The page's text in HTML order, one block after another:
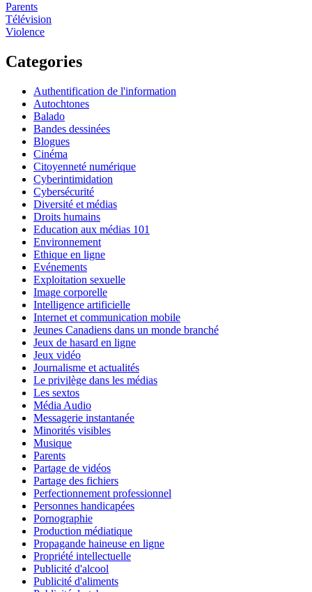
Parents
Télévision
Violence
Categories
Authentification de l'information
Autochtones
Balado
Bandes dessinées
Blogues
Cinéma
Citoyenneté numérique
Cyberintimidation
Cybersécurité
Diversité et médias
Droits humains
Education aux médias 101
Environnement
Ethique en ligne
Evénements
Exploitation sexuelle
Image corporelle
Intelligence artificielle
Internet et communication mobile
Jeunes Canadiens dans un monde branché
Jeux de hasard en ligne
Jeux vidéo
Journalisme et actualités
Le privilège dans les médias
Les sextos
Média Audio
Messagerie instantanée
Minorités visibles
Musique
Parents
Partage de vidéos
Partage des fichiers
Perfectionnement professionnel
Personnes handicapées
Pornographie
Production médiatique
Propagande haineuse en ligne
Propriété intellectuelle
Publicité d'alcool
Publicité d'aliments